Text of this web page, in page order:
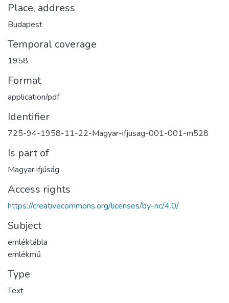
Place, address
Budapest
Temporal coverage
1958
Format
application/pdf
Identifier
725-94-1958-11-22-Magyar-ifjusag-001-001-m528
Is part of
Magyar ifjúság
Access rights
https://creativecommons.org/licenses/by-nc/4.0/
Subject
emléktábla
emlékmű
Type
Text